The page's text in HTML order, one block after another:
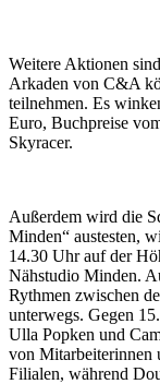
Weitere Aktionen
Arkaden von C&A
teilnehmen. Es
Euro, Buchpreise
Skyracer.
Außerdem wird die
Minden“ austesten,
14.30 Uhr auf der
Nähstudio Minden.
Rythmen zwischen
unterwegs. Gegen
Ulla Popken und
von Mitarbeiterinnen
Filialen, während